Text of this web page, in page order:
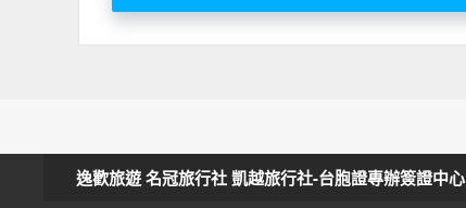
逸歡旅遊 名冠旅行社 凱越旅行社-台胞證專辦簽證中心